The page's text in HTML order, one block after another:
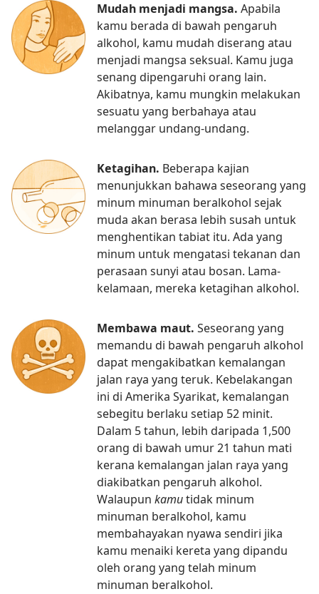
Mudah menjadi mangsa. Apabila
kamu berada di bawah pengaruh
alkohol, kamu mudah diserang atau
menjadi mangsa seksual. Kamu juga
senang dipengaruhi orang lain.
Akibatnya, kamu mungkin melakukan
sesuatu yang berbahaya atau
melanggar undang-undang.
Ketagihan. Beberapa kajian
menunjukkan bahawa seseorang yang
minum minuman beralkohol sejak
muda akan berasa lebih susah untuk
menghentikan tabiat itu. Ada yang
minum untuk mengatasi tekanan dan
perasaan sunyi atau bosan. Lama-
kelamaan, mereka ketagihan alkohol.
Membawa maut. Seseorang yang
memandu di bawah pengaruh alkohol
dapat mengakibatkan kemalangan
jalan raya yang teruk. Kebelakangan
ini di Amerika Syarikat, kemalangan
sebegitu berlaku setiap 52 minit.
Dalam 5 tahun, lebih daripada 1,500
orang di bawah umur 21 tahun mati
kerana kemalangan jalan raya yang
diakibatkan pengaruh alkohol.
Walaupun kamutidak minum
minuman beralkohol, kamu
membahayakan nyawa sendiri jika
kamu menaiki kereta yang dipandu
oleh orang yang telah minum
minuman beralkohol.